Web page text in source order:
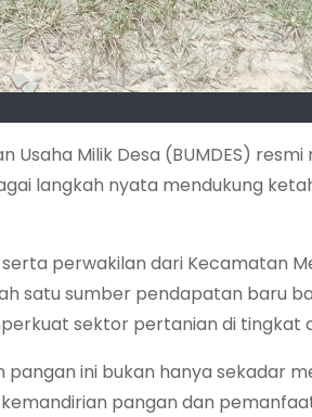
Milik Desa (BUMDES)
langkah nyata mendukung
perwakilan dari Kecamatan
satu sumber pendapatan baru
sektor pertanian di tingkat
ini bukan hanya sekadar
pangan dan